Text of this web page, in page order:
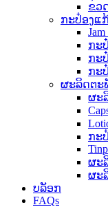
ຂວ
ກະປ໋ອງແ
Jam
ກະ
ກະ
ກະ
ຜະລິດຕະ
ຜະ
ກະ
ຜະ
ຜະ
ບລັອກ
FAQs